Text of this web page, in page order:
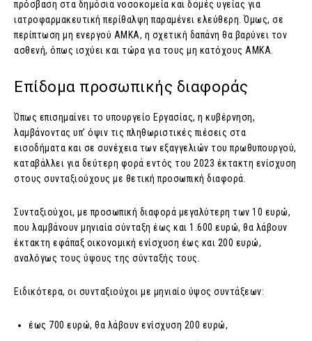
πρόσβαση στα δημόσια νοσοκομεία και δομές υγείας για
ιατροφαρμακευτική περίθαλψη παραμένει ελεύθερη. Όμως, σε
περίπτωση μη ενεργού ΑΜΚΑ, η σχετική δαπάνη θα βαρύνει τον
ασθενή, όπως ισχύει και τώρα για τους μη κατόχους ΑΜΚΑ.
Επίδομα προσωπικής διαφοράς
Όπως επισημαίνει το υπουργείο Εργασίας, η κυβέρνηση,
λαμβάνοντας υπ’ όψιν τις πληθωριστικές πιέσεις στα
εισοδήματα και σε συνέχεια των εξαγγελιών του πρωθυπουργού,
καταβάλλει για δεύτερη φορά εντός του 2023 έκτακτη ενίσχυση
στους συνταξιούχους με θετική προσωπική διαφορά.
Συνταξιούχοι, με προσωπική διαφορά μεγαλύτερη των 10 ευρώ,
που λαμβάνουν μηνιαία σύνταξη έως και 1.600 ευρώ, θα λάβουν
έκτακτη εφάπαξ οικονομική ενίσχυση έως και 200 ευρώ,
αναλόγως τους ύψους της σύνταξής τους.
Ειδικότερα, οι συνταξιούχοι με μηνιαίο ύψος συντάξεων:
έως 700 ευρώ, θα λάβουν ενίσχυση 200 ευρώ,